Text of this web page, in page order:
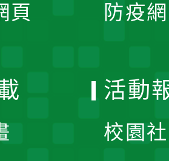
頁 防疫
活動
校園